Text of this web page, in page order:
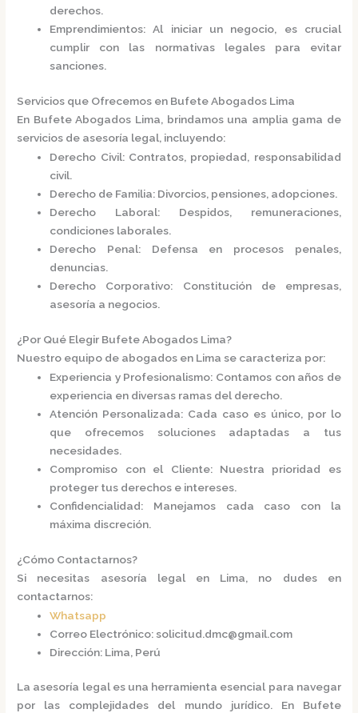
derechos.
Emprendimientos: Al iniciar un negocio, es crucial
cumplir con las normativas legales para evitar
sanciones.​
Servicios que Ofrecemos en Bufete Abogados Lima
En Bufete Abogados Lima, brindamos una amplia gama de
servicios de asesoría legal, incluyendo:​
Derecho Civil: Contratos, propiedad, responsabilidad
civil.
Derecho de Familia: Divorcios, pensiones, adopciones.
Derecho Laboral: Despidos, remuneraciones,
condiciones laborales.
Derecho Penal: Defensa en procesos penales,
denuncias.
Derecho Corporativo: Constitución de empresas,
asesoría a negocios.​
¿Por Qué Elegir Bufete Abogados Lima?
Nuestro equipo de abogados en Lima se caracteriza por:​
Experiencia y Profesionalismo: Contamos con años de
experiencia en diversas ramas del derecho.
Atención Personalizada: Cada caso es único, por lo
que ofrecemos soluciones adaptadas a tus
necesidades.
Compromiso con el Cliente: Nuestra prioridad es
proteger tus derechos e intereses.
Confidencialidad: Manejamos cada caso con la
máxima discreción.​
¿Cómo Contactarnos?
Si necesitas asesoría legal en Lima, no dudes en
contactarnos:​
Whatsapp
Correo Electrónico: solicitud.dmc@gmail.com
Dirección: Lima, Perú​
La asesoría legal es una herramienta esencial para navegar
por las complejidades del mundo jurídico. En Bufete